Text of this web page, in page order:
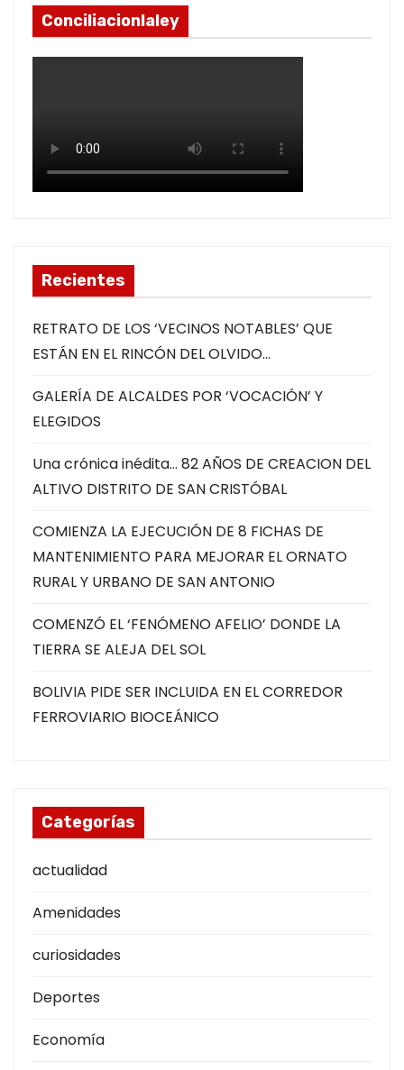
Conciliacionlaley
Recientes
RETRATO DE LOS ‘VECINOS NOTABLES’ QUE
ESTÁN EN EL RINCÓN DEL OLVIDO…
GALERÍA DE ALCALDES POR ‘VOCACIÓN’ Y
ELEGIDOS
Una crónica inédita… 82 AÑOS DE CREACION DEL
ALTIVO DISTRITO DE SAN CRISTÓBAL
COMIENZA LA EJECUCIÓN DE 8 FICHAS DE
MANTENIMIENTO PARA MEJORAR EL ORNATO
RURAL Y URBANO DE SAN ANTONIO
COMENZÓ EL ‘FENÓMENO AFELIO’ DONDE LA
TIERRA SE ALEJA DEL SOL
BOLIVIA PIDE SER INCLUIDA EN EL CORREDOR
FERROVIARIO BIOCEÁNICO
Categorías
actualidad
Amenidades
curiosidades
Deportes
Economía